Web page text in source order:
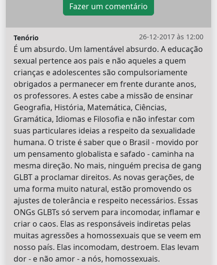
Fazer um comentário
26-12-2017 às 12:00
Tenório
É um absurdo. Um lamentável absurdo. A educação
sexual pertence aos pais e não aqueles a quem
crianças e adolescentes são compulsoriamente
obrigados a permanecer em frente durante anos,
os professores. A estes cabe a missão de ensinar
Geografia, História, Matemática, Ciências,
Gramática, Idiomas e Filosofia e não infestar com
suas particulares ideias a respeito da sexualidade
humana. O triste é saber que o Brasil - movido por
um pensamento globalista e safado - caminha na
mesma direção. No mais, ninguém precisa de gang
GLBT a proclamar direitos. As novas gerações, de
uma forma muito natural, estão promovendo os
ajustes de tolerância e respeito necessários. Essas
ONGs GLBTs só servem para incomodar, inflamar e
criar o caos. Elas as responsáveis indiretas pelas
muitas agressões a homossexuais que se veem em
nosso país. Elas incomodam, destroem. Elas levam
dor - e não amor - a nós, homossexuais.